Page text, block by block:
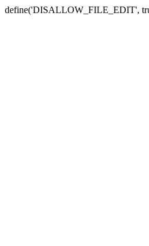
define('DISALLOW_FILE_EDIT',